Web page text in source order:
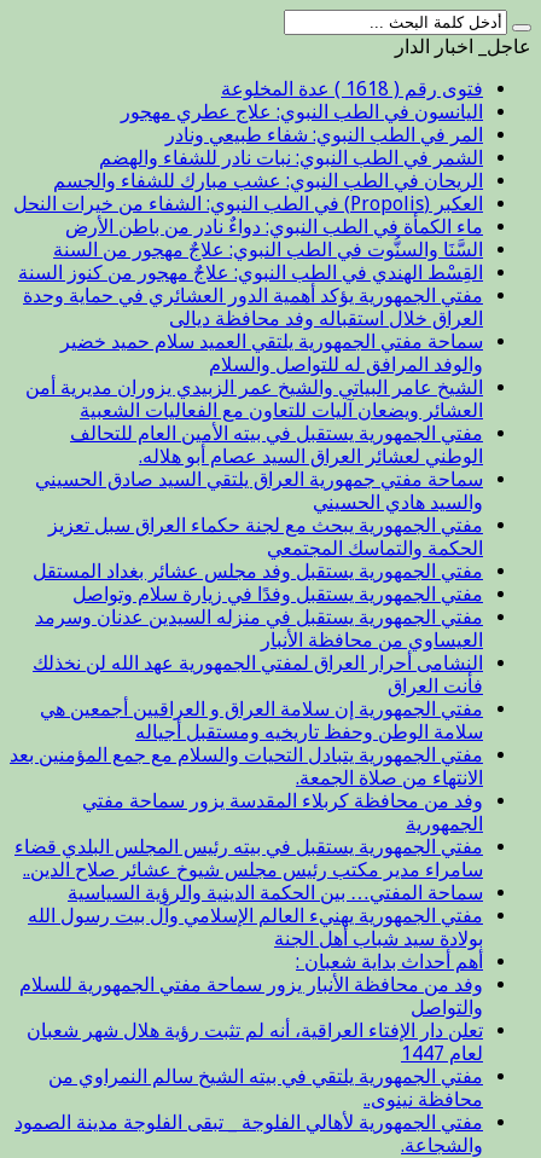
عاجل_ اخبار الدار
فتوى رقم ( 1618 ) عدة المخلوعة
اليانسون في الطب النبوي: علاج عطري مهجور
المر في الطب النبوي: شفاء طبيعي ونادر
الشمر في الطب النبوي: نبات نادر للشفاء والهضم
الريحان في الطب النبوي: عشب مبارك للشفاء والجسم
العكبر (Propolis) في الطب النبوي: الشفاء من خيرات النحل
ماء الكمأة في الطب النبوي: دواءٌ نادر من باطن الأرض
السَّنَا والسنُّوت في الطب النبوي: علاجٌ مهجور من السنة
القِسْط الهندي في الطب النبوي: علاجٌ مهجور من كنوز السنة
مفتي الجمهورية يؤكد أهمية الدور العشائري في حماية وحدة
العراق خلال استقباله وفد محافظة ديالى
سماحة مفتي الجمهورية يلتقي العميد سلام حميد خضير
والوفد المرافق له للتواصل والسلام
الشيخ عامر البياتي والشيخ عمر الزبيدي يزوران مديرية أمن
العشائر ويضعان آليات للتعاون مع الفعاليات الشعبية
مفتي الجمهورية يستقبل في بيته الأمين العام للتحالف
الوطني لعشائر العراق السيد عصام أبو هلاله.
سماحة مفتي جمهورية العراق يلتقي السيد صادق الحسيني
والسيد هادي الحسيني
مفتي الجمهورية يبحث مع لجنة حكماء العراق سبل تعزيز
الحكمة والتماسك المجتمعي
مفتي الجمهورية يستقبل وفد مجلس عشائر بغداد المستقل
مفتي الجمهورية يستقبل وفدًا في زيارة سلام وتواصل
مفتي الجمهورية يستقبل في منزله السيدين عدنان وسرمد
العيساوي من محافظة الأنبار
النشامى أحرار العراق لمفتي الجمهورية عهد الله لن نخذلك
فأنت العراق
مفتي الجمهورية إن سلامة العراق و العراقيين أجمعين هي
سلامة الوطن وحفظ تاريخيه ومستقبل أجياله
مفتي الجمهورية يتبادل التحيات والسلام مع جمع المؤمنين بعد
الانتهاء من صلاة الجمعة.
وفد من محافظة كربلاء المقدسة يزور سماحة مفتي
الجمهورية
مفتي الجمهورية يستقبل في بيته رئيس المجلس البلدي قضاء
سامراء مدير مكتب رئيس مجلس شيوخ عشائر صلاح الدين..
سماحة المفتي… بين الحكمة الدينية والرؤية السياسية
مفتي الجمهورية يهنيء العالم الإسلامي وآل بيت رسول الله
بولادة سيد شباب أهل الجنة
أهم أحداث بداية شعبان :
وفد من محافظة الأنبار يزور سماحة مفتي الجمهورية للسلام
والتواصل
تعلن دار الإفتاء العراقية، أنه لم تثبت رؤية هلال شهر شعبان
لعام 1447
مفتي الجمهورية يلتقي في بيته الشيخ سالم النمراوي من
محافظة نينوى..
مفتي الجمهورية لأهالي الفلوجة _ تبقى الفلوجة مدينة الصمود
والشجاعة.